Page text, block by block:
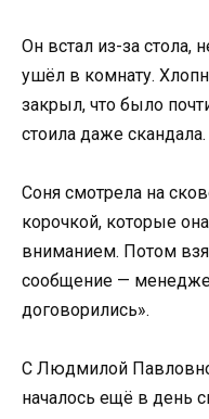
Он встал из-за стола,
ушёл в комнату.
закрыл, что было
стоила даже скандала.
Соня смотрела на
корочкой, которые
вниманием. Потом
сообщение —
договорились».
С Людмилой
началось ещё в день